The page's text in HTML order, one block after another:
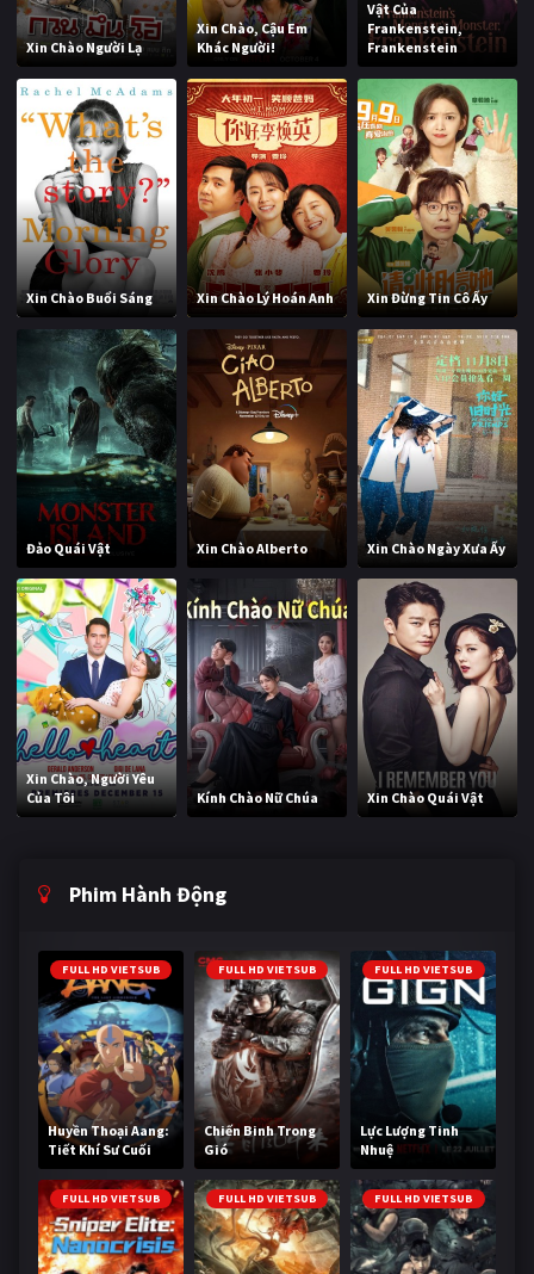
Xin Chào Người Lạ
Xin Chào, Cậu Em
Khác Người!
Vật Của
Frankenstein,
Frankenstein
Xin Chào Buổi Sáng Xin Chào Lý Hoán Anh Xin Đừng Tin Cô Ấy
Đảo Quái Vật Xin Chào Alberto Xin Chào Ngày Xưa Ấy
Xin Chào, Người Yêu
Của Tôi
Kính Chào Nữ Chúa Xin Chào Quái Vật
Phim Hành Động
FULL HD VIETSUB
Huyền Thoại Aang:
Tiết Khí Sư Cuối
Cùng
FULL HD VIETSUB
Chiến Binh Trong
Gió
FULL HD VIETSUB
Lực Lượng Tinh
Nhuệ
FULL HD VIETSUB FULL HD VIETSUB FULL HD VIETSUB